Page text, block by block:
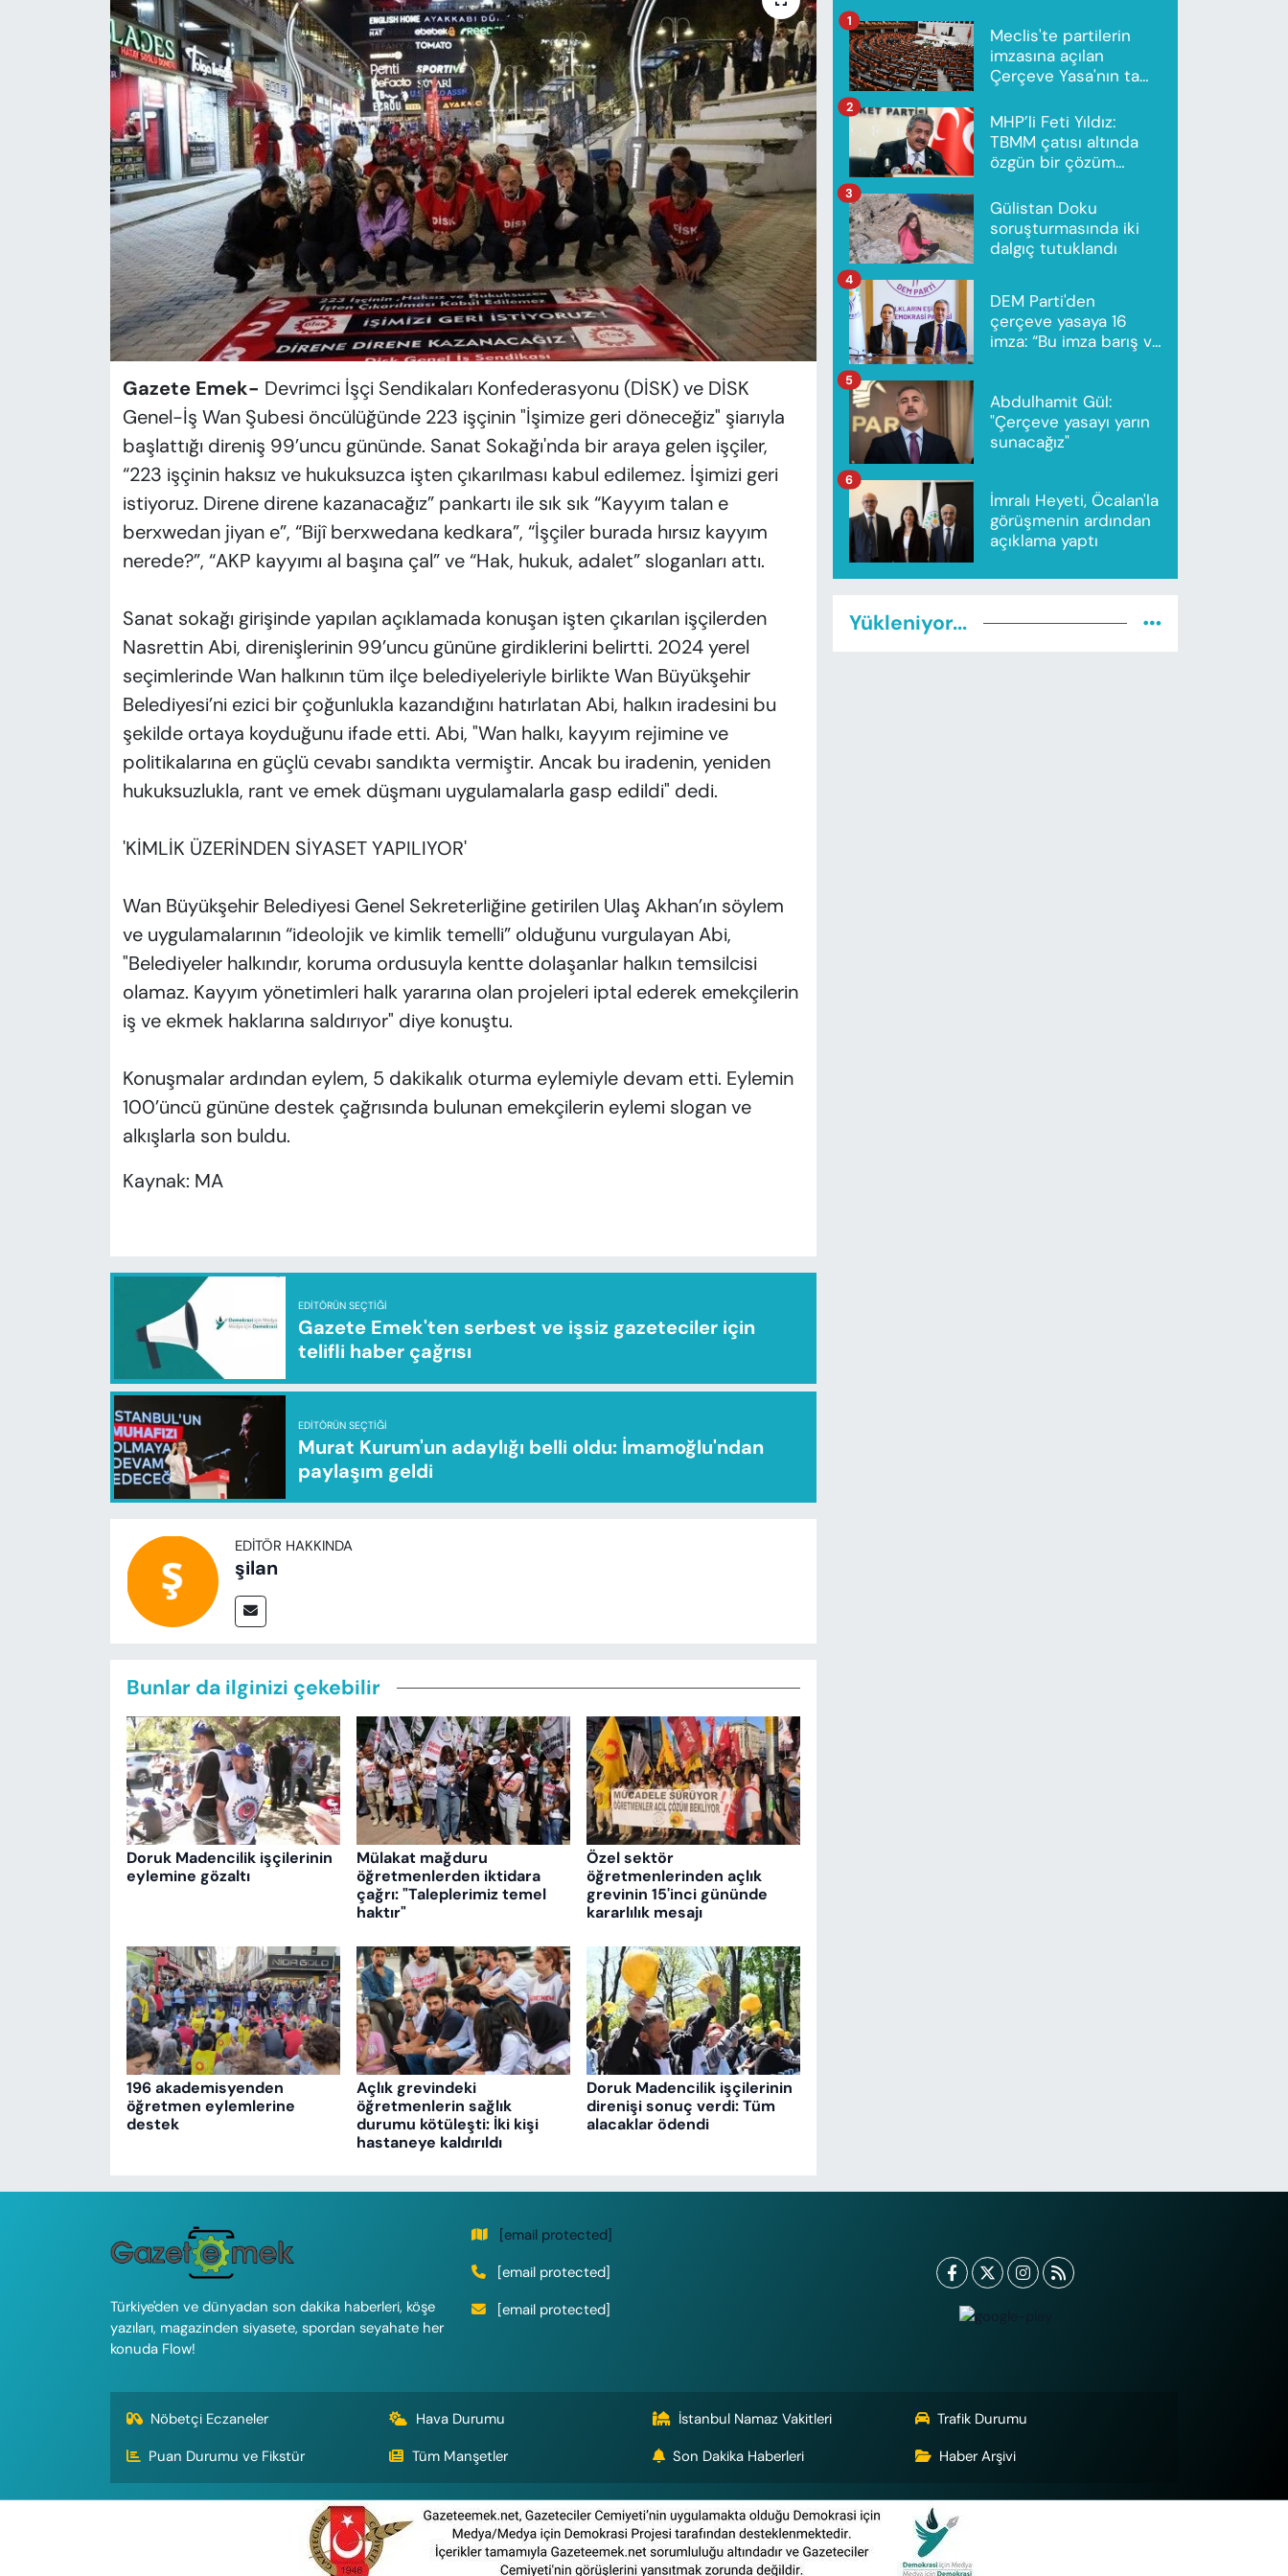
Gazete Emek- Devrimci İşçi Sendikaları Konfederasyonu (DİSK) ve DİSK
Genel-İş Wan Şubesi öncülüğünde 223 işçinin "İşimize geri döneceğiz" şiarıyla
başlattığı direniş 99’uncu gününde. Sanat Sokağı'nda bir araya gelen işçiler,
“223 işçinin haksız ve hukuksuzca işten çıkarılması kabul edilemez. İşimizi geri
istiyoruz. Direne direne kazanacağız” pankartı ile sık sık “Kayyım talan e
berxwedan jiyan e”, “Bijî berxwedana kedkara”, “İşçiler burada hırsız kayyım
nerede?”, “AKP kayyımı al başına çal” ve “Hak, hukuk, adalet” sloganları attı.
Sanat sokağı girişinde yapılan açıklamada konuşan işten çıkarılan işçilerden
Nasrettin Abi, direnişlerinin 99’uncu gününe girdiklerini belirtti. 2024 yerel
seçimlerinde Wan halkının tüm ilçe belediyeleriyle birlikte Wan Büyükşehir
Belediyesi’ni ezici bir çoğunlukla kazandığını hatırlatan Abi, halkın iradesini bu
şekilde ortaya koyduğunu ifade etti. Abi, "Wan halkı, kayyım rejimine ve
politikalarına en güçlü cevabı sandıkta vermiştir. Ancak bu iradenin, yeniden
hukuksuzlukla, rant ve emek düşmanı uygulamalarla gasp edildi" dedi.
'KİMLİK ÜZERİNDEN SİYASET YAPILIYOR'
Wan Büyükşehir Belediyesi Genel Sekreterliğine getirilen Ulaş Akhan’ın söylem
ve uygulamalarının “ideolojik ve kimlik temelli” olduğunu vurgulayan Abi,
"Belediyeler halkındır, koruma ordusuyla kentte dolaşanlar halkın temsilcisi
olamaz. Kayyım yönetimleri halk yararına olan projeleri iptal ederek emekçilerin
iş ve ekmek haklarına saldırıyor" diye konuştu.
Konuşmalar ardından eylem, 5 dakikalık oturma eylemiyle devam etti. Eylemin
100’üncü gününe destek çağrısında bulunan emekçilerin eylemi slogan ve
alkışlarla son buldu.
Kaynak: MA
EDITÖRÜN SEÇTIĞI
Gazete Emek'ten serbest ve işsiz gazeteciler için
telifli haber çağrısı
EDITÖRÜN SEÇTIĞI
Murat Kurum'un adaylığı belli oldu: İmamoğlu'ndan
paylaşım geldi
EDITÖR HAKKINDA
şilan
Bunlar da ilginizi çekebilir
Doruk Madencilik işçilerinin
eylemine gözaltı
Mülakat mağduru
öğretmenlerden iktidara
çağrı: "Taleplerimiz temel
haktır"
Özel sektör
öğretmenlerinden açlık
grevinin 15'inci gününde
kararlılık mesajı
196 akademisyenden
öğretmen eylemlerine
destek
Açlık grevindeki
öğretmenlerin sağlık
durumu kötüleşti: İki kişi
hastaneye kaldırıldı
Doruk Madencilik işçilerinin
direnişi sonuç verdi: Tüm
alacaklar ödendi
Meclis'te partilerin
imzasına açılan
Çerçeve Yasa'nın tam
1
MHP’li Feti Yıldız:
TBMM çatısı altında
özgün bir çözüm
2
Gülistan Doku
soruşturmasında iki
dalgıç tutuklandı
3
DEM Parti'den
çerçeve yasaya 16
imza: “Bu imza barış ve
4
Abdulhamit Gül:
"Çerçeve yasayı yarın
sunacağız"
5
İmralı Heyeti, Öcalan'la
görüşmenin ardından
açıklama yaptı
6
Yükleniyor...
Türkiye'den ve dünyadan son dakika haberleri, köşe
yazıları, magazinden siyasete, spordan seyahate her
konuda Flow!
[email protected]
[email protected]
[email protected]
Nöbetçi Eczaneler Hava Durumu İstanbul Namaz Vakitleri
Trafik Durumu
Puan Durumu ve Fikstür
Tüm Manşetler Son Dakika Haberleri Haber Arşivi
SAĞLIK
KÜLTÜR-SANAT
MAGAZİN
ÖZEL HABER
YAZAR KÖŞESİ
SİYASET
VAN VE DİYARBAKIR HABERLERİ